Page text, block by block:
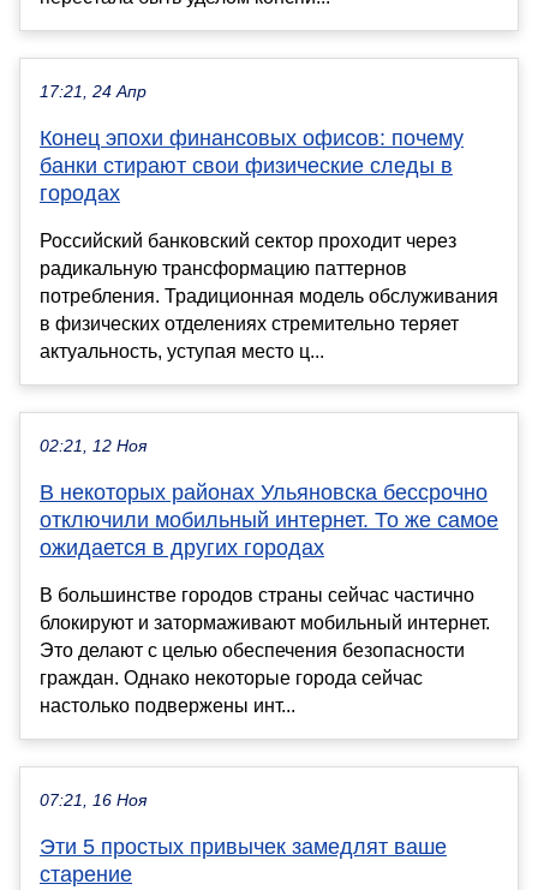
17:21, 24 Апр
Конец эпохи финансовых офисов: почему
банки стирают свои физические следы в
городах
Российский банковский сектор проходит через
радикальную трансформацию паттернов
потребления. Традиционная модель обслуживания
в физических отделениях стремительно теряет
актуальность, уступая место ц...
02:21, 12 Ноя
В некоторых районах Ульяновска бессрочно
отключили мобильный интернет. То же самое
ожидается в других городах
В большинстве городов страны сейчас частично
блокируют и затормаживают мобильный интернет.
Это делают с целью обеспечения безопасности
граждан. Однако некоторые города сейчас
настолько подвержены инт...
07:21, 16 Ноя
Эти 5 простых привычек замедлят ваше
старение